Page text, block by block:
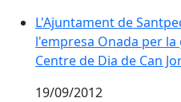
L'Ajuntament de
L'Ajuntament de
l'empresa Onada per la
Centre de Dia de Can
19/09/2012